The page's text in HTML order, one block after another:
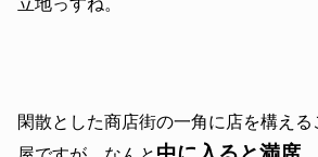
閑散とした商店街の一角に店を構え